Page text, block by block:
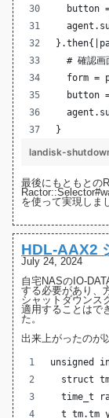
button
# 確認画
form =
button
}
landisk-
最後にもともとの
Ractor::Selector
を使って実現しま
HDL-AAX2
July 24, 2024
自宅NASの IO-
する必要があり、
シャットダウンス
適用することはで
た。
出来上がったのが
unsigned
struct
time_t